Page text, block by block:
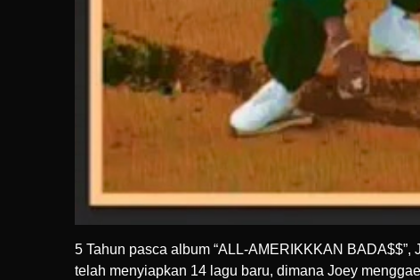
5 Tahun pasca album “ALL-AMERIKKKAN
telah menyiapkan 14 lagu baru, dimana Joey